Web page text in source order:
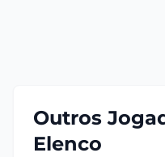
Outros
Elenco